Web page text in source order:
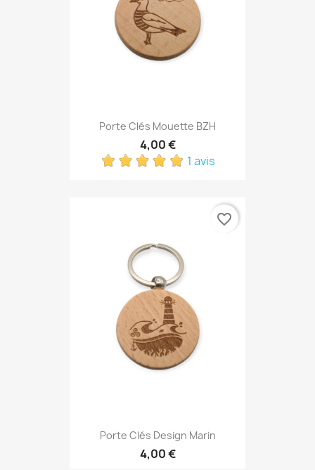
Porte Clés Mouette BZH
4,00 €
1 avis
Porte Clés Design Marin
4,00 €
favorite_border